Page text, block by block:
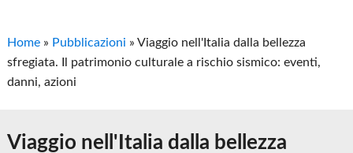
Home » Pubblicazioni »Viaggio nell'Italia dalla bellezza
sfregiata. Il patrimonio culturale a rischio sismico: eventi,
danni, azioni
Viaggio nell'Italia dalla bellezza